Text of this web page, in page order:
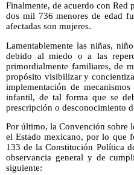
Finalmente, de acuerdo con
dos mil 736 menores de edad
afectadas son mujeres.
Lamentablemente las niñas,
debido al miedo o a las
primordialmente familiares, de
propósito visibilizar y
implementación de
infantil, de tal forma que se
prescripción o desconocimiento
Por último, la Convención sobre
el Estado mexicano, por lo que
133 de la Constitución Política
observancia general y de
siguiente: